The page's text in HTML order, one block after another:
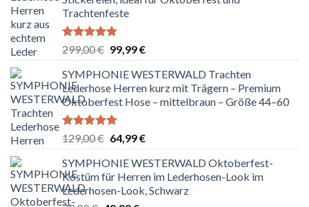
Trachtenfeste
Bewertet
5.00
von 5
299,00€ Ursprünglicher
war:
299,00 €
99,99€Aktueller
ist:
99,99 €.
SYMPHONIE WESTERWALD Trachten
Lederhose Herren kurz mit Trägern – Premium
Oktoberfest Hose – mittelbraun – Größe 44–60
Bewertet
5.00
von 5
129,00€ Ursprünglicher
war:
129,00 €
64,99€Aktueller
ist:
64,99 €.
SYMPHONIE WESTERWALD Oktoberfest-
Kostüm für Herren im Lederhosen-Look im
Lederhosen-Look, Schwarz